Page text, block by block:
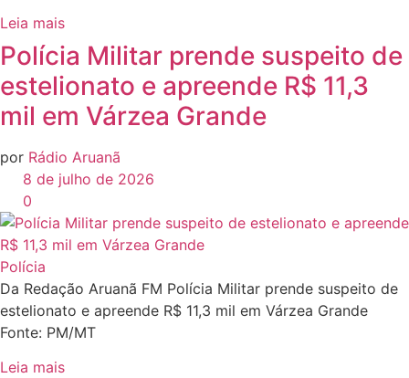
Leia mais
Polícia Militar prende suspeito de
estelionato e apreende R$ 11,3
mil em Várzea Grande
por Rádio Aruanã
8 de julho de 2026
0
Polícia
Da Redação Aruanã FM Polícia Militar prende suspeito de
estelionato e apreende R$ 11,3 mil em Várzea Grande
Fonte: PM/MT
Leia mais